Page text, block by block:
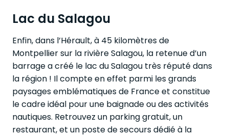
Lac du Salagou
Enfin, dans l’Hérault, à 45 kilomètres de
Montpellier sur la rivière Salagou, la retenue d’un
barrage a créé le lac du Salagou très réputé dans
la région ! Il compte en effet parmi les grands
paysages emblématiques de France et constitue
le cadre idéal pour une baignade ou des activités
nautiques. Retrouvez un parking gratuit, un
restaurant, et un poste de secours dédié à la